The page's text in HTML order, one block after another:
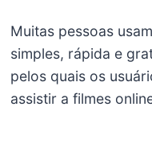
Muitas pessoas
simples, rápida e
pelos quais os
assistir a filmes